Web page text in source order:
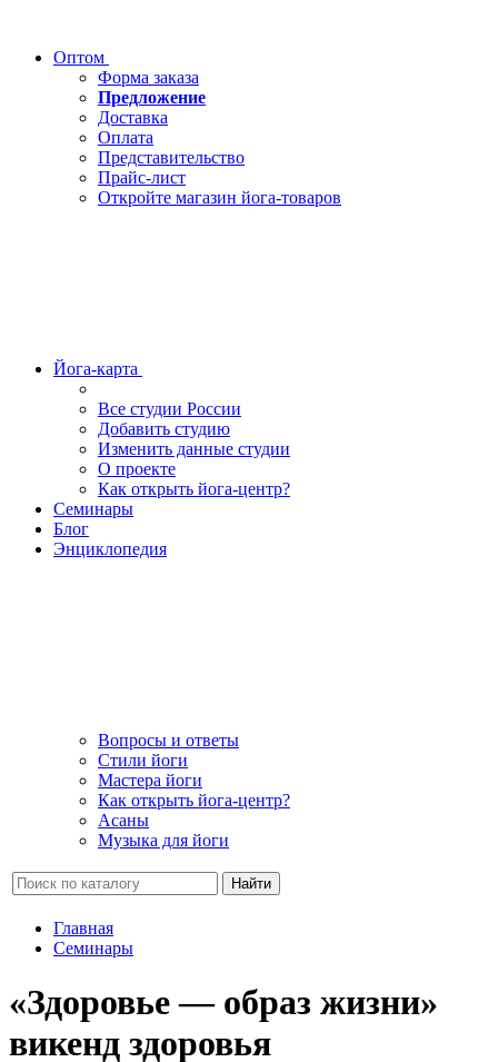
Оптом
Форма заказа
Предложение
Доставка
Оплата
Представительство
Прайс-лист
Откройте магазин йога-товаров
Йога-карта
Все студии России
Добавить студию
Изменить данные студии
О проекте
Как открыть йога-центр?
Семинары
Блог
Энциклопедия
Вопросы и ответы
Стили йоги
Мастера йоги
Как открыть йога-центр?
Асаны
Музыка для йоги
Найти
Главная
Семинары
«Здоровье — образ жизни»
викенд здоровья